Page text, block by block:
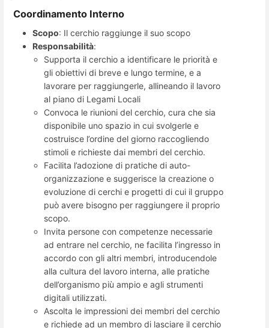
Coordinamento Interno
Scopo: Il cerchio raggiunge il suo scopo​​​​
Responsabilità:
Supporta il cerchio a identificare le priorità e
gli obiettivi di breve e lungo termine, e a
lavorare per raggiungerle, allineando il lavoro
al piano di Legami Locali​
Convoca le riunioni del cerchio, cura che sia
disponibile uno spazio in cui svolgerle e
costruisce l’ordine del giorno raccogliendo
stimoli e richieste dai membri del cerchio.
Facilita l’adozione di pratiche di auto-
organizzazione e suggerisce la creazione o
evoluzione di cerchi e progetti di cui il gruppo
può avere bisogno per raggiungere il proprio
scopo.
Invita persone con competenze necessarie
ad entrare nel cerchio, ne facilita l’ingresso in
accordo con gli altri membri, introducendole
alla cultura del lavoro interna, alle pratiche
dell’organismo più ampio e agli strumenti
digitali utilizzati.
Ascolta le impressioni dei membri del cerchio
e richiede ad un membro di lasciare il cerchio